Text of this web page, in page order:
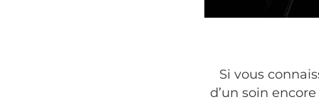
Si vous
d’un soin